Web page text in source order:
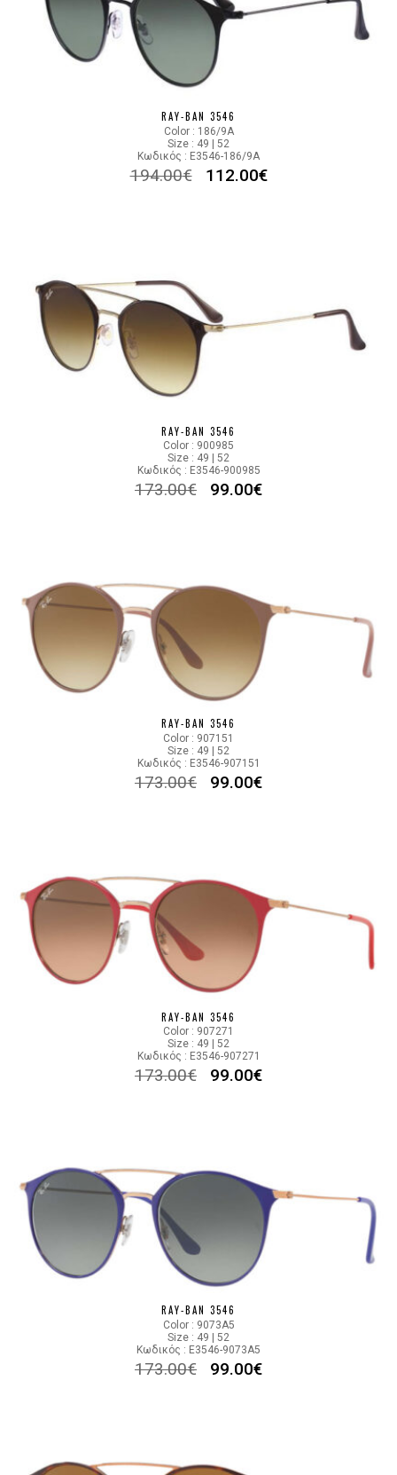
RAY-BAN 3546
Color : 186/9A
Size : 49 | 52
Κωδικός : E3546-186/9A
194.00€ 112.00€
RAY-BAN 3546
Color : 900985
Size : 49 | 52
Κωδικός : E3546-900985
173.00€ 99.00€
RAY-BAN 3546
Color : 907151
Size : 49 | 52
Κωδικός : E3546-907151
173.00€ 99.00€
RAY-BAN 3546
Color : 907271
Size : 49 | 52
Κωδικός : E3546-907271
173.00€ 99.00€
RAY-BAN 3546
Color : 9073A5
Size : 49 | 52
Κωδικός : E3546-9073A5
173.00€ 99.00€